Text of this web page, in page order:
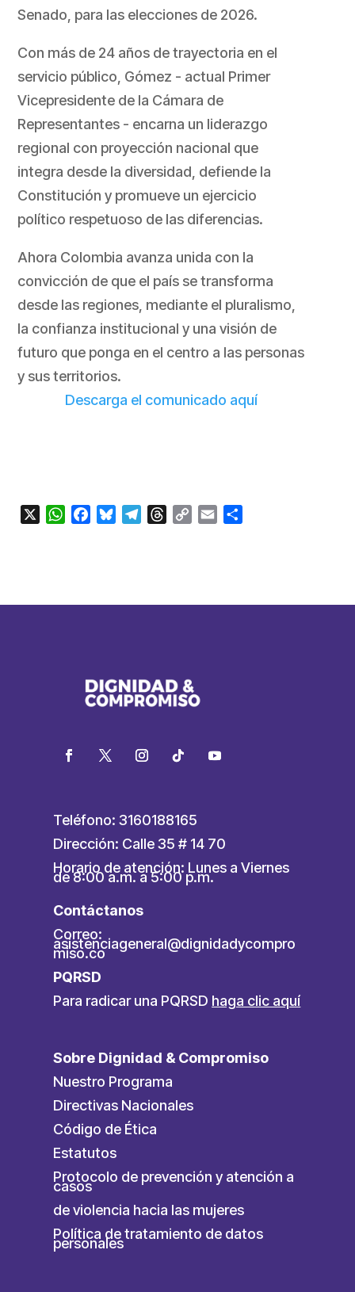
Senado, para las elecciones de 2026.
Con más de 24 años de trayectoria en el
servicio público, Gómez - actual Primer
Vicepresidente de la Cámara de
Representantes - encarna un liderazgo
regional con proyección nacional que
integra desde la diversidad, defiende la
Constitución y promueve un ejercicio
político respetuoso de las diferencias.
Ahora Colombia avanza unida con la
convicción de que el país se transforma
desde las regiones, mediante el pluralismo,
la confianza institucional y una visión de
futuro que ponga en el centro a las personas
y sus territorios.
Descarga el comunicado aquí
WhatsApp
FacebookBlueskyTelegramThreads
Copy Email
Teléfono: 3160188165
Dirección: Calle 35 # 14 70
Horario de atención: Lunes a Viernes
de 8:00 a.m. a 5:00 p.m.
Contáctanos
Correo:
asistenciageneral@dignidadycompro
miso.co
PQRSD
Para radicar una PQRSD haga clic aquí
Sobre Dignidad & Compromiso
Nuestro Programa
Directivas Nacionales
Código de Ética
Estatutos
Protocolo de prevención y atención a
casos
de violencia hacia las mujeres
Política de tratamiento de datos
personales